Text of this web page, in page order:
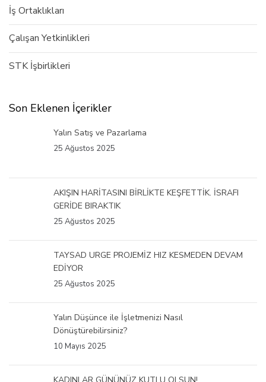
İş Ortaklıkları
Çalışan Yetkinlikleri
STK İşbirlikleri
Son Eklenen İçerikler
Yalın Satış ve Pazarlama
25 Ağustos 2025
AKIŞIN HARİTASINI BİRLİKTE KEŞFETTİK. İSRAFI
GERİDE BIRAKTIK
25 Ağustos 2025
TAYSAD URGE PROJEMİZ HIZ KESMEDEN DEVAM
EDİYOR
25 Ağustos 2025
Yalın Düşünce ile İşletmenizi Nasıl
Dönüştürebilirsiniz?
10 Mayıs 2025
KADINLAR GÜNÜNÜZ KUTLU OLSUN!